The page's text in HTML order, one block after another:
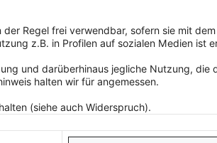
der Regel frei verwendbar, sofern sie mit
z.B. in Profilen auf sozialen Medien ist
und darüberhinaus jegliche Nutzung,
halten wir für angemessen.
(siehe auch Widerspruch).